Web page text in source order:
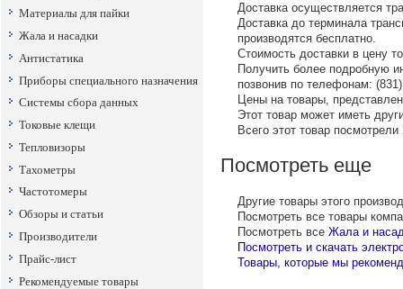
Материалы для пайки
Жала и насадки
Антистатика
Приборы специального назначения
Системы сбора данных
Токовые клещи
Тепловизоры
Тахометры
Частотомеры
Обзоры и статьи
Производители
Прайс-лист
Рекомендуемые товары
Доставка осуществляется
Доставка до терминала
производятся бесплатно.
Стоимость доставки в цену
Получить более подробную
позвонив по телефонам:
Цены на товары,
Этот товар может иметь
Всего этот товар посмотрели
Посмотреть еще
Другие товары этого
Посмотреть все товары
Посмотреть все Жала и
Посмотреть и скачать
Товары, которые мы